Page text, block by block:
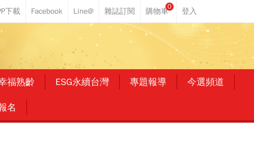
0
福熟齡 ESG永續台灣 專題報導 今選頻道
名